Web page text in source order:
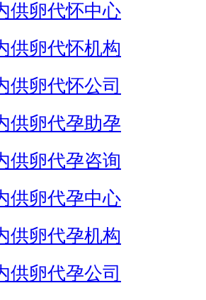
供卵代怀中心
供卵代怀机构
供卵代怀公司
供卵代孕助孕
供卵代孕咨询
供卵代孕中心
供卵代孕机构
供卵代孕公司